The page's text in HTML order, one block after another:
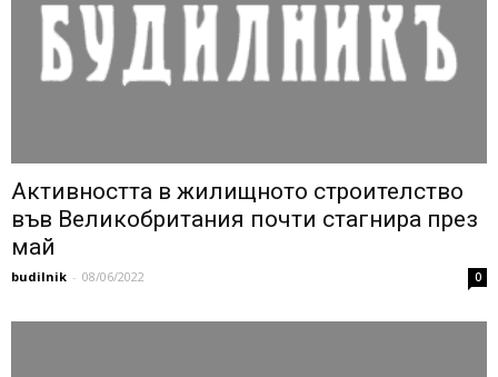
Активността в жилищното строителство
във Великобритания почти стагнира през
май
budilnik - 08/06/2022 0